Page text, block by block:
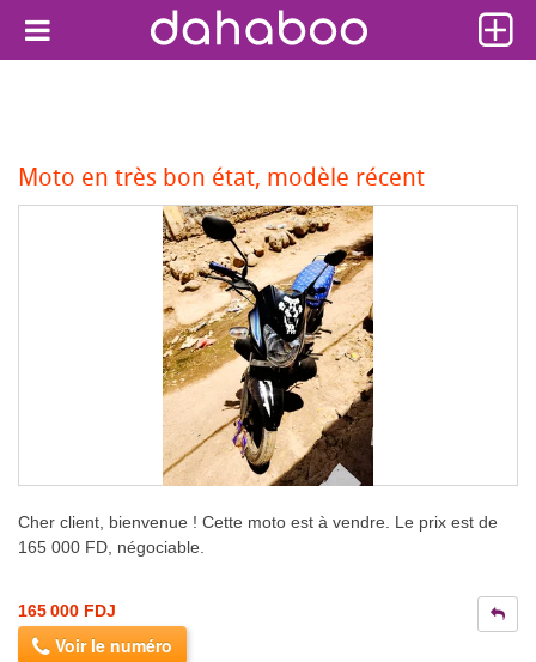
Moto en très bon état, modèle récent
Cher client, bienvenue ! Cette moto est à vendre. Le prix est de
165 000 FD, négociable.
165 000 FDJ
Voir le numéro